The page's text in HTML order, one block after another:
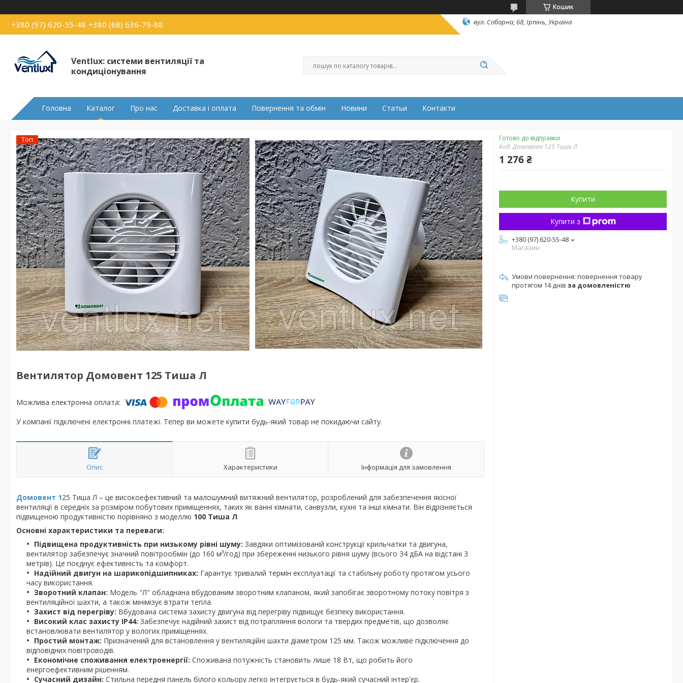
Кошик
+380 (97) 620-55-48 +380 (68) 636-79-88 вул. Соборна, 68, Ірпінь, Україна
Ventlux: системи вентиляції та
кондиціонування
Головна Каталог Про нас Доставка і оплата Повернення та обмін Новини Статьи Контакти
Топ
Вентилятор Домовент 125 Тиша Л
У компанії підключені електронні платежі. Тепер ви можете купити будь-який товар не покидаючи сайту.
Опис Характеристики Інформація для замовлення
Домовент 125 Тиша Л – це високоефективний та малошумний витяжний вентилятор, розроблений для забезпечення якісної
вентиляції в середніх за розміром побутових приміщеннях, таких як ванні кімнати, санвузли, кухні та інші кімнати. Він відрізняється
підвищеною продуктивністю порівняно з моделлю 100 Тиша Л
Основні характеристики та переваги:
Підвищена продуктивність при низькому рівні шуму: Завдяки оптимізованій конструкції крильчатки та двигуна,
вентилятор забезпечує значний повітрообмін (до 160 м³/год) при збереженні низького рівня шуму (всього 34 дБА на відстані 3
метрів). Це поєднує ефективність та комфорт.
Надійний двигун на шарикопідшипниках: Гарантує тривалий термін експлуатації та стабільну роботу протягом усього
часу використання.
Зворотний клапан: Модель "Л" обладнана вбудованим зворотним клапаном, який запобігає зворотному потоку повітря з
вентиляційної шахти, а також мінімізує втрати тепла.
Захист від перегріву: Вбудована система захисту двигуна від перегріву підвищує безпеку використання.
Високий клас захисту IP44: Забезпечує надійний захист від потрапляння вологи та твердих предметів, що дозволяє
встановлювати вентилятор у вологих приміщеннях.
Простий монтаж: Призначений для встановлення у вентиляційні шахти діаметром 125 мм. Також можливе підключення до
відповідних повітроводів.
Економічне споживання електроенергії: Споживана потужність становить лише 18 Вт, що робить його
енергоефективним рішенням.
Сучасний дизайн: Стильна передня панель білого кольору легко інтегрується в будь-який сучасний інтер'єр.
Готово до відправки
Код:Домовент 125 Тиша Л
1 276 ₴
Купити
Купити з
+380 (97) 620-55-48
Магазин
повернення товару
протягом 14 днів за домовленістю